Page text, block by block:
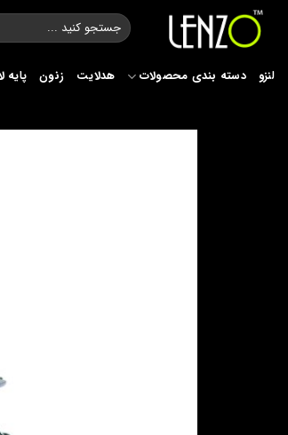
Skip
content
جستجو
برای:
لنزو دسته بندی محصولات هدلایت زنون پایه